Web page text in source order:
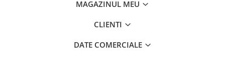
MAGAZINUL MEU
CLIENTI
DATE COMERCIALE